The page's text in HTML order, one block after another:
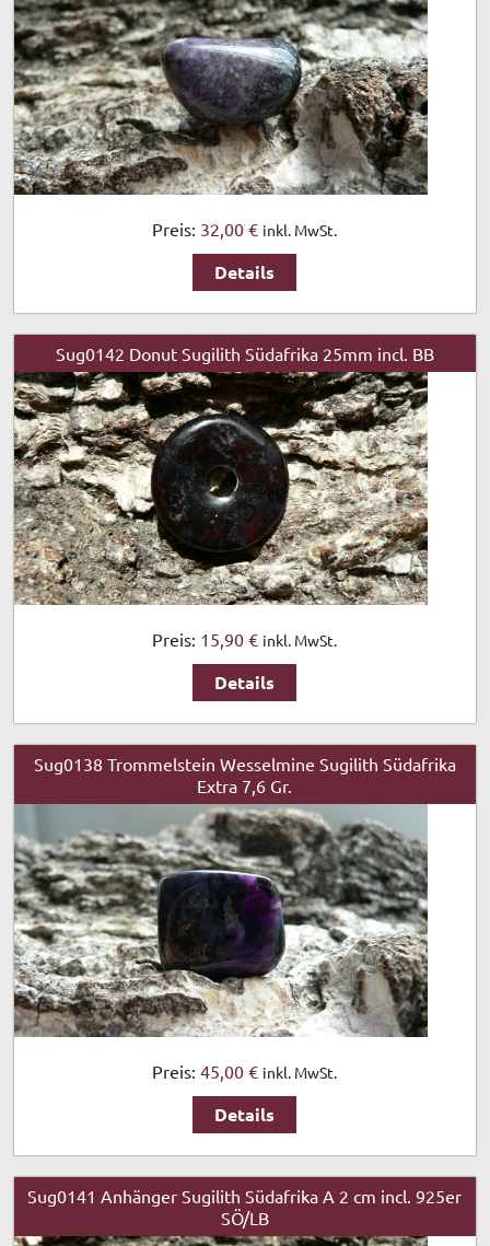
Preis: 32,00 € inkl. MwSt.
Details
Sug0142 Donut Sugilith Südafrika 25mm incl. BB
Preis: 15,90 € inkl. MwSt.
Details
Sug0138 Trommelstein Wesselmine Sugilith Südafrika
Extra 7,6 Gr.
Preis:45,00 € inkl. MwSt.
Details
Sug0141 Anhänger Sugilith Südafrika A 2 cm incl. 925er
SÖ/LB